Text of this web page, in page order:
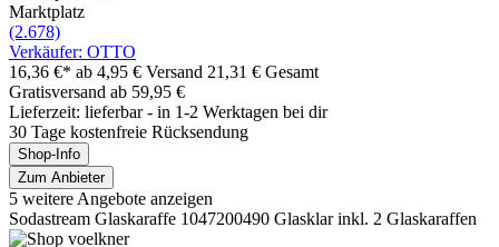
Marktplatz
(2.678)
Verkäufer: OTTO
16,36 €* ab 4,95 € Versand 21,31 € Gesamt
Gratisversand ab 59,95 €
Lieferzeit: lieferbar - in 1-2 Werktagen bei dir
30 Tage kostenfreie Rücksendung
Shop-Info
Zum Anbieter
5 weitere Angebote anzeigen
Sodastream Glaskaraffe 1047200490 Glasklar inkl. 2 Glaskaraffen